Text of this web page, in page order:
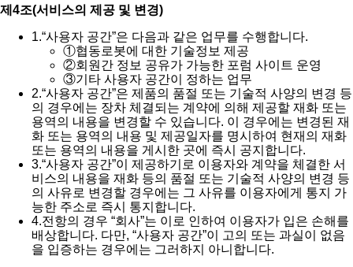
제4조(서비스의 제공 및 변경)
1.“사용자 공간”은 다음과 같은 업무를 수행합니다.
①협동로봇에 대한 기술정보 제공
②회원간 정보 공유가 가능한 포럼 사이트 운영
③기타 사용자 공간이 정하는 업무
2.“사용자 공간”은 제품의 품절 또는 기술적 사양의 변경 등
의 경우에는 장차 체결되는 계약에 의해 제공할 재화 또는
용역의 내용을 변경할 수 있습니다. 이 경우에는 변경된 재
화 또는 용역의 내용 및 제공일자를 명시하여 현재의 재화
또는 용역의 내용을 게시한 곳에 즉시 공지합니다.
3.“사용자 공간”이 제공하기로 이용자와 계약을 체결한 서
비스의 내용을 재화 등의 품절 또는 기술적 사양의 변경 등
의 사유로 변경할 경우에는 그 사유를 이용자에게 통지 가
능한 주소로 즉시 통지합니다.
4.전항의 경우 “회사”는 이로 인하여 이용자가 입은 손해를
배상합니다. 다만, “사용자 공간”이 고의 또는 과실이 없음
을 입증하는 경우에는 그러하지 아니합니다.